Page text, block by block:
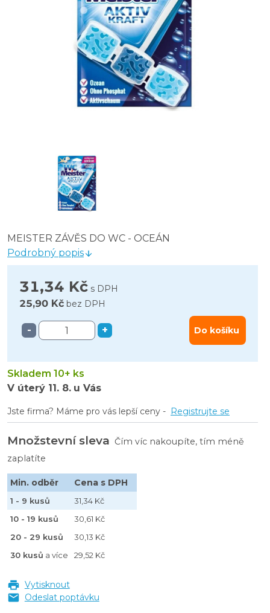
WC Meister závěs do WC 45 g - moře
WC Meister závěska do WC citron - 45 g
WC Meister závěska do WC lesní vůně - 45 g
MEISTER ZÁVĚS DO WC - OCEÁN
Podrobný popis
31,34 Kč s DPH
25,90 Kč bez DPH
- + Do košíku
Skladem 10+ ks
V úterý 11. 8. u Vás
Jste firma? Máme pro vás lepší ceny - Registrujte se
Množstevní sleva Čím víc nakoupíte, tím méně
zaplatíte
Min. odběr Cena s DPH
1 - 9 kusů
31,34 Kč
10 - 19 kusů
30,61 Kč
20 - 29 kusů
30,13 Kč
30 kusů a více 29,52 Kč
Vytisknout
Odeslat poptávku